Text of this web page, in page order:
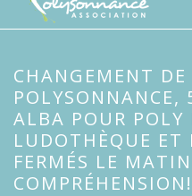
CHANGEMENT
POLYSONNANCE,
ALBA POUR POLY
LUDOTHÈQUE ET
FERMÉS LE
COMPRÉHENSION!